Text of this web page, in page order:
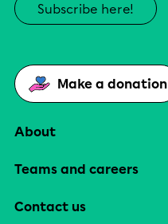
Subscribe here!
Make a donation
About
Teams and careers
Contact us